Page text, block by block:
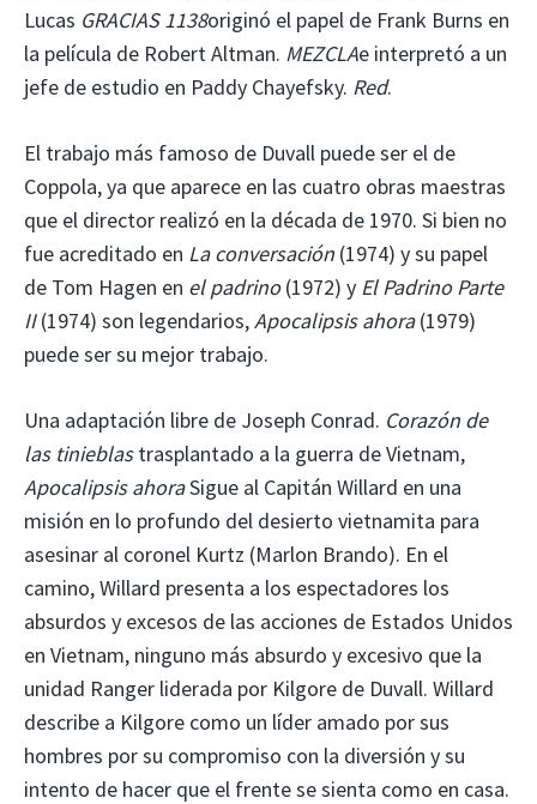
Lucas GRACIAS 1138originó el papel de Frank Burns en
la película de Robert Altman. MEZCLAe interpretó a un
jefe de estudio en Paddy Chayefsky. Red.
El trabajo más famoso de Duvall puede ser el de
Coppola, ya que aparece en las cuatro obras maestras
que el director realizó en la década de 1970. Si bien no
fue acreditado en La conversación (1974) y su papel
de Tom Hagen en el padrino(1972) y El Padrino Parte
II(1974) son legendarios,Apocalipsis ahora(1979)
puede ser su mejor trabajo.
Una adaptación libre de Joseph Conrad. Corazón de
las tinieblastrasplantado a la guerra de Vietnam,
Apocalipsis ahoraSigue al Capitán Willard en una
misión en lo profundo del desierto vietnamita para
asesinar al coronel Kurtz (Marlon Brando). En el
camino, Willard presenta a los espectadores los
absurdos y excesos de las acciones de Estados Unidos
en Vietnam, ninguno más absurdo y excesivo que la
unidad Ranger liderada por Kilgore de Duvall. Willard
describe a Kilgore como un líder amado por sus
hombres por su compromiso con la diversión y su
intento de hacer que el frente se sienta como en casa.